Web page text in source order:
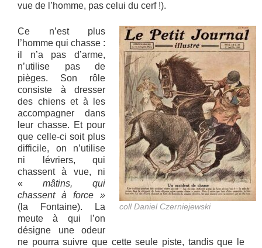
vue de l’homme, pas celui du cerf !).
coll Daniel Czerniejewski
Ce n’est plus
l’homme qui chasse :
il n’a pas d’arme,
n’utilise pas de
pièges. Son rôle
consiste à dresser
des chiens et à les
accompagner dans
leur chasse. Et pour
que celle-ci soit plus
difficile, on n’utilise
ni lévriers, qui
chassent à vue, ni
« mâtins, qui
chassent à force »
(la Fontaine). La
meute à qui l’on
désigne une odeur
ne pourra suivre que cette seule piste, tandis que le